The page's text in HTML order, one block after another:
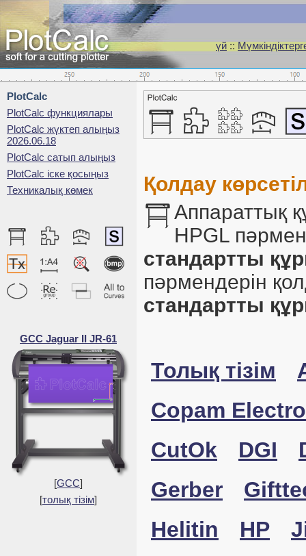
үй::
PlotCalc
PlotCalc функциялары
PlotCalc жүктеп алыңыз
2026.06.18
PlotCalc сатып алыңыз
PlotCalc іске қосыңыз
Техникалық көмек
GCC Jaguar II JR-61
[GCC]
[толық тізім]
Қолдау
Аппараттық
HPGL
стандартты
пәрмендерін
стандартты
Толық тізім
Copam
CutOk
DGI
Gerber
Helitin
HP